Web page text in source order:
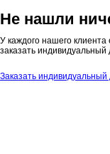
Не нашли
У каждого нашего клиента
заказать индивидуальный
Заказать индивидуальный